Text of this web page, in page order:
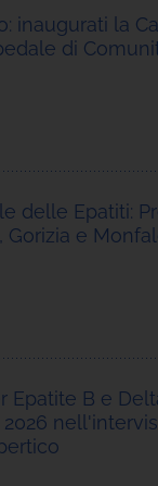
inaugurati la
di
delle Epatiti:
Gorizia e
Epatite B e